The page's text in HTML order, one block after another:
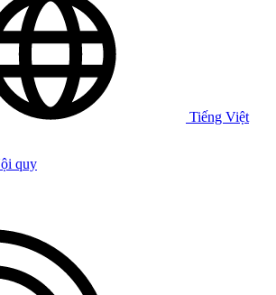
Tiếng Việt
quy